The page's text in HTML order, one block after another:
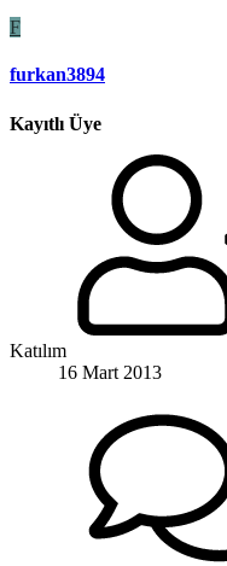
F
furkan3894
Kayıtlı Üye
Katılım
16 Mart 2013